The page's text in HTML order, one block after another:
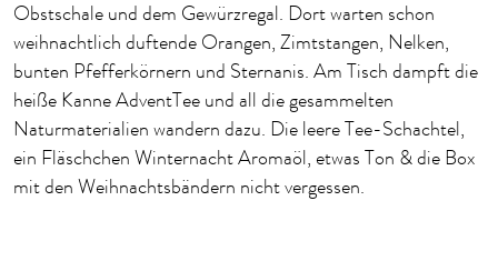
Obstschale und dem Gewürzregal. Dort warten schon
weihnachtlich duftende Orangen, Zimtstangen, Nelken,
bunten Pfefferkörnern und Sternanis. Am Tisch dampft die
heiße Kanne AdventTee und all die gesammelten
Naturmaterialien wandern dazu. Die leere Tee-Schachtel,
ein Fläschchen Winternacht Aromaöl, etwas Ton & die Box
mit den Weihnachtsbändern nicht vergessen.